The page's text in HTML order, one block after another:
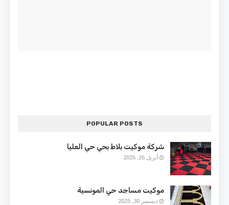
POPULAR POSTS
شركة موكيت بلاط بحي حي العليا
أبريل 26, 2026
موكيت مساجد حي المونسية
ديسمبر 30, 2025